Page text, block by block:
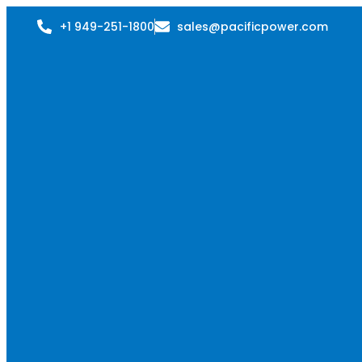
+1 949-251-1800 sales@pacificpower.com